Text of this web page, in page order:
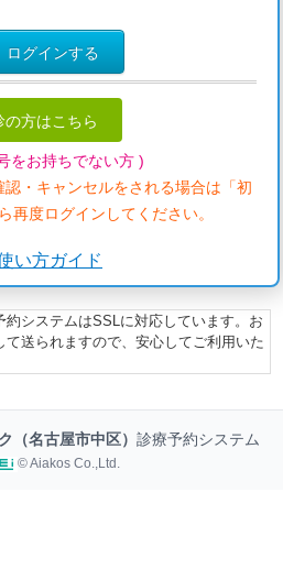
ログインする
の方はこちら
をお持ちでない方 )
・キャンセルをされる場合は「初
再度ログインしてください。
い方ガイド
システムはSSLに対応しています。お
送られますので、安心してご利用いた
（名古屋市中区） 診療予約システム
© Aiakos Co.,Ltd.